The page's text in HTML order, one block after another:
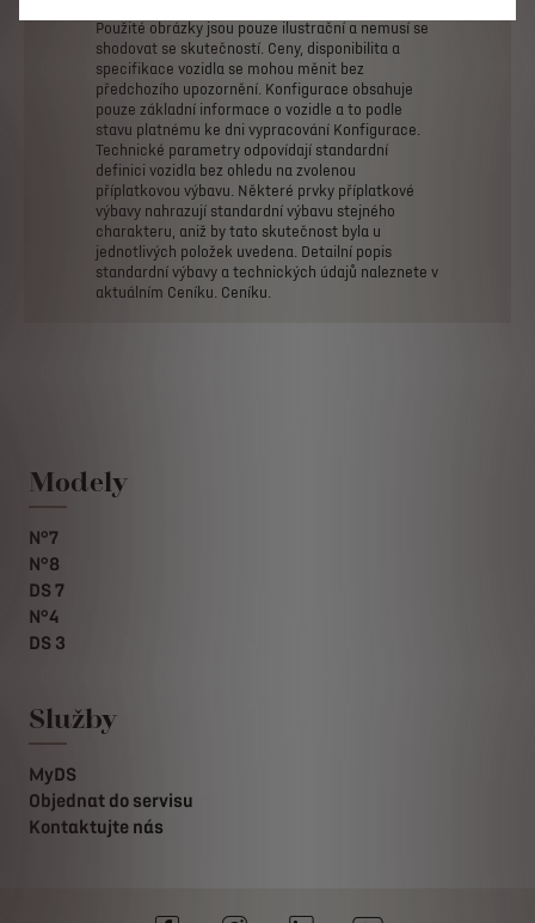
Použité obrázky jsou pouze ilustrační a nemusí se
shodovat se skutečností. Ceny, disponibilita a
specifikace vozidla se mohou měnit bez
předchozího upozornění. Konfigurace obsahuje
pouze základní informace o vozidle a to podle
stavu platnému ke dni vypracování Konfigurace.
Technické parametry odpovídají standardní
definici vozidla bez ohledu na zvolenou
příplatkovou výbavu. Některé prvky příplatkové
výbavy nahrazují standardní výbavu stejného
charakteru, aniž by tato skutečnost byla u
jednotlivých položek uvedena. Detailní popis
standardní výbavy a technických údajů naleznete v
aktuálním Ceníku. Ceníku.
Modely
N°7
N°8
DS 7
N°4
DS 3
Služby
MyDS
Objednat do servisu
Kontaktujte nás